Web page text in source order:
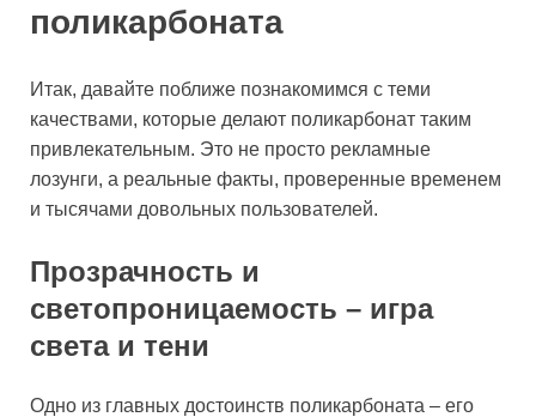
поликарбоната
Итак, давайте поближе познакомимся с теми
качествами, которые делают поликарбонат таким
привлекательным. Это не просто рекламные
лозунги, а реальные факты, проверенные временем
и тысячами довольных пользователей.
Прозрачность и
светопроницаемость – игра
света и тени
Одно из главных достоинств поликарбоната – его